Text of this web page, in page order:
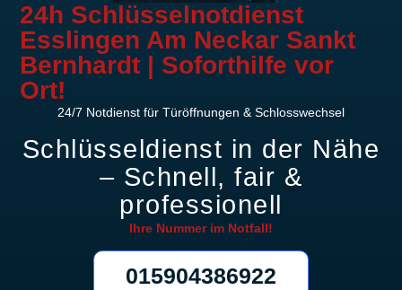
24h Schlüsselnotdienst
Esslingen Am Neckar Sankt
Bernhardt | Soforthilfe vor
Ort!
24/7 Notdienst für Türöffnungen & Schlosswechsel
Schlüsseldienst in der Nähe
– Schnell, fair &
professionell
Ihre Nummer im Notfall!
015904386922